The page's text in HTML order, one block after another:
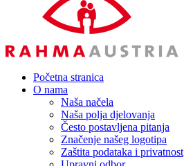
Početna stranica
O nama
Naša načela
Naša polja djelovanja
Često postavljena pitanja
Značenje našeg logotipa
Zaštita podataka i privatnost